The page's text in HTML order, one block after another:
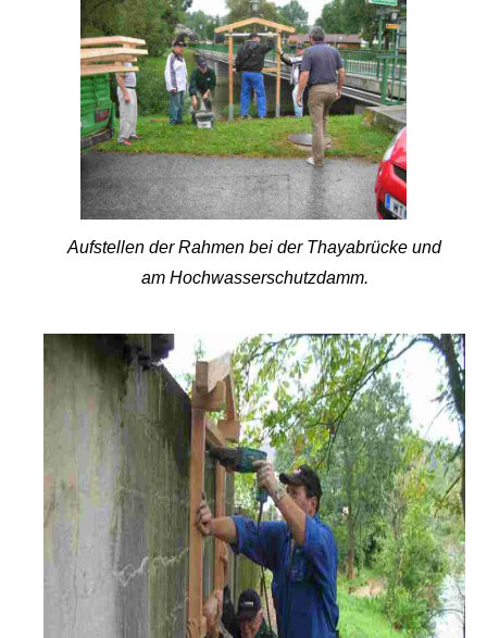
Aufstellen der Rahmen bei der Thayabrücke und
am Hochwasserschutzdamm.